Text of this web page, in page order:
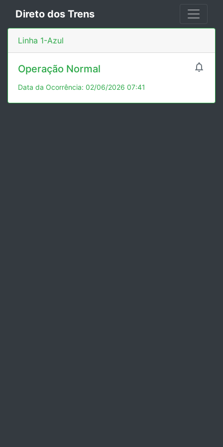
Direto dos Trens
Linha 1-Azul

Operação Normal
Data da Ocorrência: 02/06/2026 07:41